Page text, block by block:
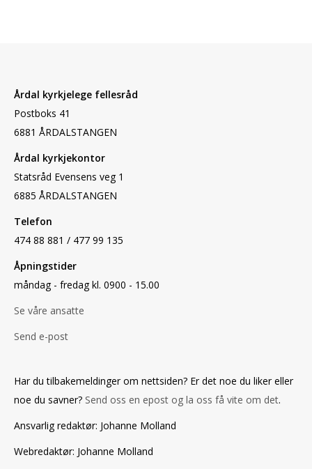
Årdal kyrkjelege fellesråd
Postboks 41
6881 ÅRDALSTANGEN
Årdal kyrkjekontor
Statsråd Evensens veg 1
6885 ÅRDALSTANGEN
Telefon
474 88 881 / 477 99 135
Åpningstider
måndag - fredag kl. 0900 - 15.00
Se våre ansatte
Send e-post
Har du tilbakemeldinger om nettsiden? Er det noe du liker eller
noe du savner? Send oss en epost og la oss få vite om det.
Ansvarlig redaktør: Johanne Molland
Webredaktør: Johanne Molland